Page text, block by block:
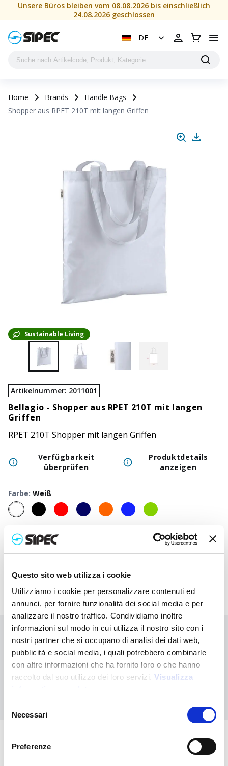
Questo sito web utilizza i cookie
Utilizziamo i cookie per personalizzare contenuti ed
annunci, per fornire funzionalità dei social media e per
analizzare il nostro traffico. Condividiamo inoltre
informazioni sul modo in cui utilizza il nostro sito con i
nostri partner che si occupano di analisi dei dati web,
pubblicità e social media, i quali potrebbero combinarle
con altre informazioni che ha fornito loro o che hanno
raccolto dal suo utilizzo dei loro servizi. Visualizza
informativa completa
delNecessari
Preferenze
Unsere Büros bleiben vom 08.08.2026 bis einschließlich
24.08.2026 geschlossen
DE
Home Brands
Handle Bags
Shopper aus RPET 210T mit langen Griffen
Sustainable Living
Artikelnummer: 2011001
Bellagio - Shopper aus RPET 210T mit langen
Griffen
RPET 210T Shopper mit langen Griffen
Verfügbarkeit
überprüfen
Produktdetails
anzeigen
Farbe: Weiß
500+ 1000
Neutraler Preis
1,700€ 1,700
Druckpreis
2,680€ 2,632€ 2,585€ 2,540€ 2,498€
Sie haben nicht gefunden, wonach Sie suchen?
Kontaktieren Sie uns, wenn Sie Hilfe benötigen, oder fordern Sie
Ihre kundenspezifische Bestellung an
Kontaktieren Sie uns